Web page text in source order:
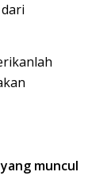
muncul